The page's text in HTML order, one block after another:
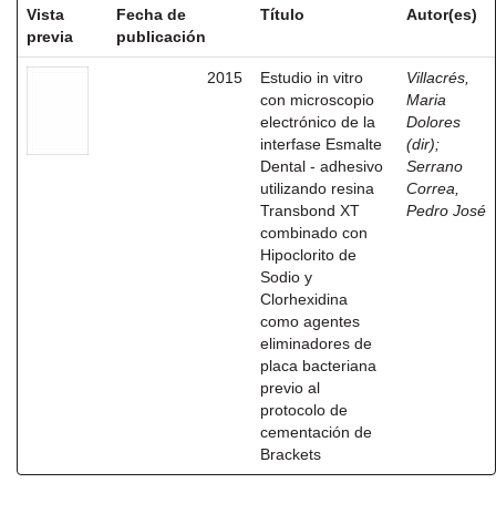
Vista
previa
Fecha de
publicación
Título Autor(es)
2015
Estudio in vitro
con microscopio
electrónico de la
interfase Esmalte
Dental - adhesivo
utilizando resina
Transbond XT
combinado con
Hipoclorito de
Sodio y
Clorhexidina
como agentes
eliminadores de
placa bacteriana
previo al
protocolo de
cementación de
Brackets
Villacrés,
Maria
Dolores
(dir);
Serrano
Correa,
Pedro José